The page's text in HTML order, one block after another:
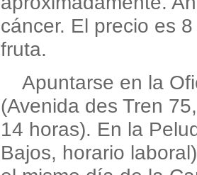
cáncer. El precio es
fruta.
Apuntarse en la
(Avenida des Tren
14 horas). En la
Bajos, horario